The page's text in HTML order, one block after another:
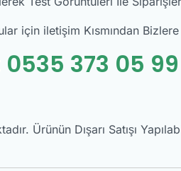
için iletişim Kısmından
0535 373 05 99
Ürünün Dışarı Satışı